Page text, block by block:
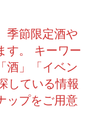
季節限定酒や
す。 キーワー
酒」「イベン
している情報
ップをご用意